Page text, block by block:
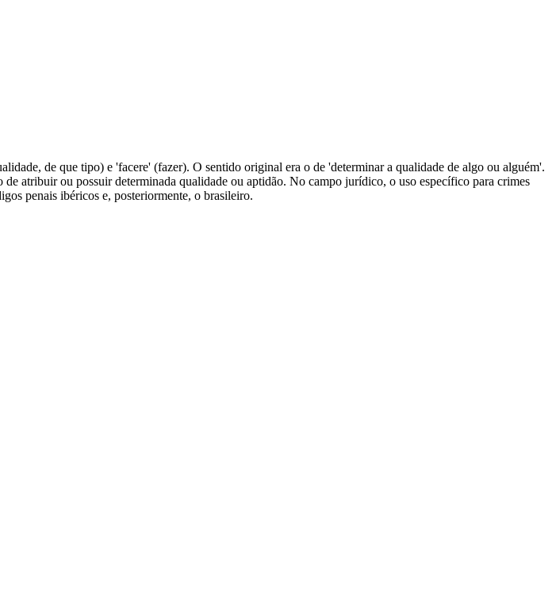
de que tipo) e 'facere' (fazer). O sentido original era o de 'determinar a qualidade de algo ou alguém'.
atribuir ou possuir determinada qualidade ou aptidão. No campo jurídico, o uso específico para crimes
penais ibéricos e, posteriormente, o brasileiro.